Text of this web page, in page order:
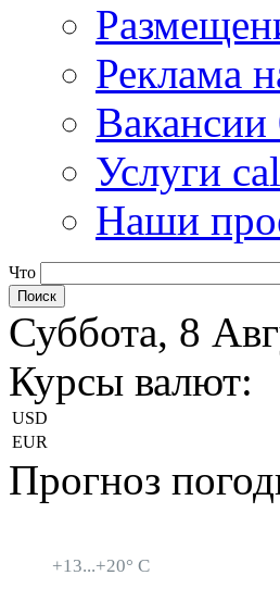
Реклама
Вакансии
Услуги
Наши
Что
Суббота, 8
Курсы валют:
USD
EUR
Прогноз
+13...+20° C